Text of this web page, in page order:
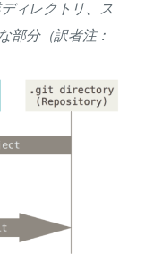
ィレクトリ、ス
部分（訳者注：